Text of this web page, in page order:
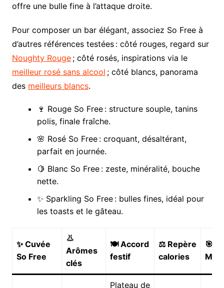
offre une bulle fine à l’attaque droite.
Pour composer un bar élégant, associez So Free à
d’autres références testées : côté rouges, regard sur
Noughty Rouge; côté rosés, inspirations via le
meilleur rosé sans alcool ; côté blancs, panorama
des meilleurs blancs.
🍷 Rouge So Free : structure souple, tanins
polis, finale fraîche.
🌸 Rosé So Free : croquant, désaltérant,
parfait en journée.
🍋 Blanc So Free : zeste, minéralité, bouche
nette.
✨ Sparkling So Free : bulles fines, idéal pour
les toasts et le gâteau.
✨ Cuvée
So Free
👃
Arômes
clés
🍽️ Accord
festif
⚖️ Repère
calories
🎯
Plateau de